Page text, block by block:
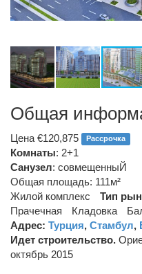
Общая
Цена €120,875 Рассрочка
Комнаты: 2+1
Санузел: совмещенныЙ
Общая площадь: 111м²
Жилой комплекс
Тип
Прачечная
Кладовка
Адрес: Турция, Стамбул,
Идет строительство.
октябрь 2015